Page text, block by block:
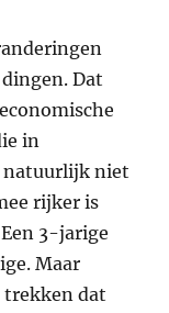
Dat
in
natuurlijk niet
rijker is
3-jarige
Maar
trekken dat